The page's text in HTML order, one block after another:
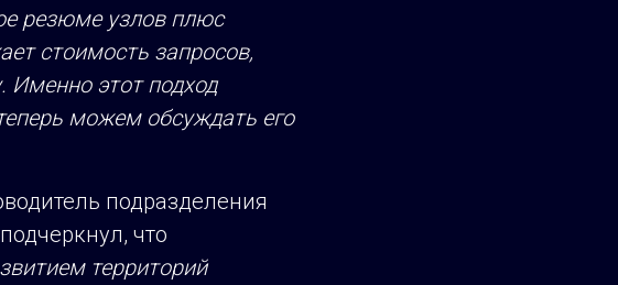
резюме узлов плюс
стоимость запросов,
Именно этот подход
можем обсуждать его
подразделения
подчеркнул, что
территорий